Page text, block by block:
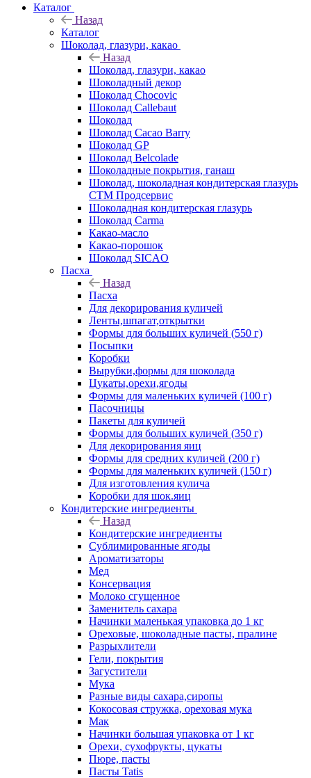
Каталог
Назад
Каталог
Шоколад, глазури, какао
Назад
Шоколад, глазури, какао
Шоколадный декор
Шоколад Chocovic
Шоколад Callebaut
Шоколад
Шоколад Cacao Barry
Шоколад GP
Шоколад Belcolade
Шоколадные покрытия, ганаш
Шоколад, шоколадная кондитерская глазурь
СТМ Продсервис
Шоколадная кондитерская глазурь
Шоколад Carma
Какао-масло
Какао-порошок
Шоколад SICAO
Пасха
Назад
Пасха
Для декорирования куличей
Ленты,шпагат,открытки
Формы для больших куличей (550 г)
Посыпки
Коробки
Вырубки,формы для шоколада
Цукаты,орехи,ягоды
Формы для маленьких куличей (100 г)
Пасочницы
Пакеты для куличей
Формы для больших куличей (350 г)
Для декорирования яиц
Формы для средних куличей (200 г)
Формы для маленьких куличей (150 г)
Для изготовления кулича
Коробки для шок.яиц
Кондитерские ингредиенты
Назад
Кондитерские ингредиенты
Сублимированные ягоды
Ароматизаторы
Мед
Консервация
Молоко сгущенное
Заменитель сахара
Начинки маленькая упаковка до 1 кг
Ореховые, шоколадные пасты, пралине
Разрыхлители
Гели, покрытия
Загустители
Мука
Разные виды сахара,сиропы
Кокосовая стружка, ореховая мука
Мак
Начинки большая упаковка от 1 кг
Орехи, сухофрукты, цукаты
Пюре, пасты
Пасты Tatis